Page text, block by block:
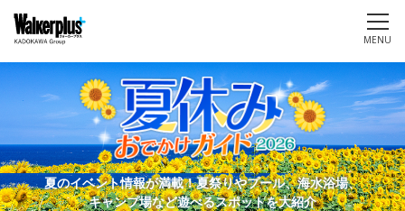
MENU
夏のイベント情報が満載！夏祭りやプール、海水浴場、
キャンプ場など遊べるスポットを大紹介